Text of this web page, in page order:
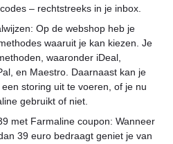
– rechtstreeks in je inbox.
Op de webshop heb je
waaruit je kan kiezen. Je
waaronder iDeal,
en Maestro. Daarnaast kan je
storing uit te voeren, of je nu
gebruikt of niet.
met Farmaline coupon: Wanneer
39 euro bedraagt geniet je van